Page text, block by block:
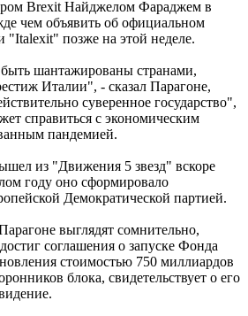
Brexit Найджелом Фараджем в
чем объявить об официальном
"Italexit" позже на этой неделе.
шантажированы странами,
Италии", - сказал Парагоне,
суверенное государство",
справиться с экономическим
пандемией.
из "Движения 5 звезд" вскоре
году оно сформировало
Демократической партией.
выглядят сомнительно,
соглашения о запуске Фонда
стоимостью 750 миллиардов
блока, свидетельствует о его